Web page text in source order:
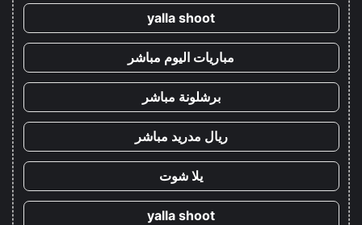
yalla shoot
مباريات اليوم مباشر
برشلونة مباشر
ريال مدريد مباشر
يلا شوت
yalla shoot